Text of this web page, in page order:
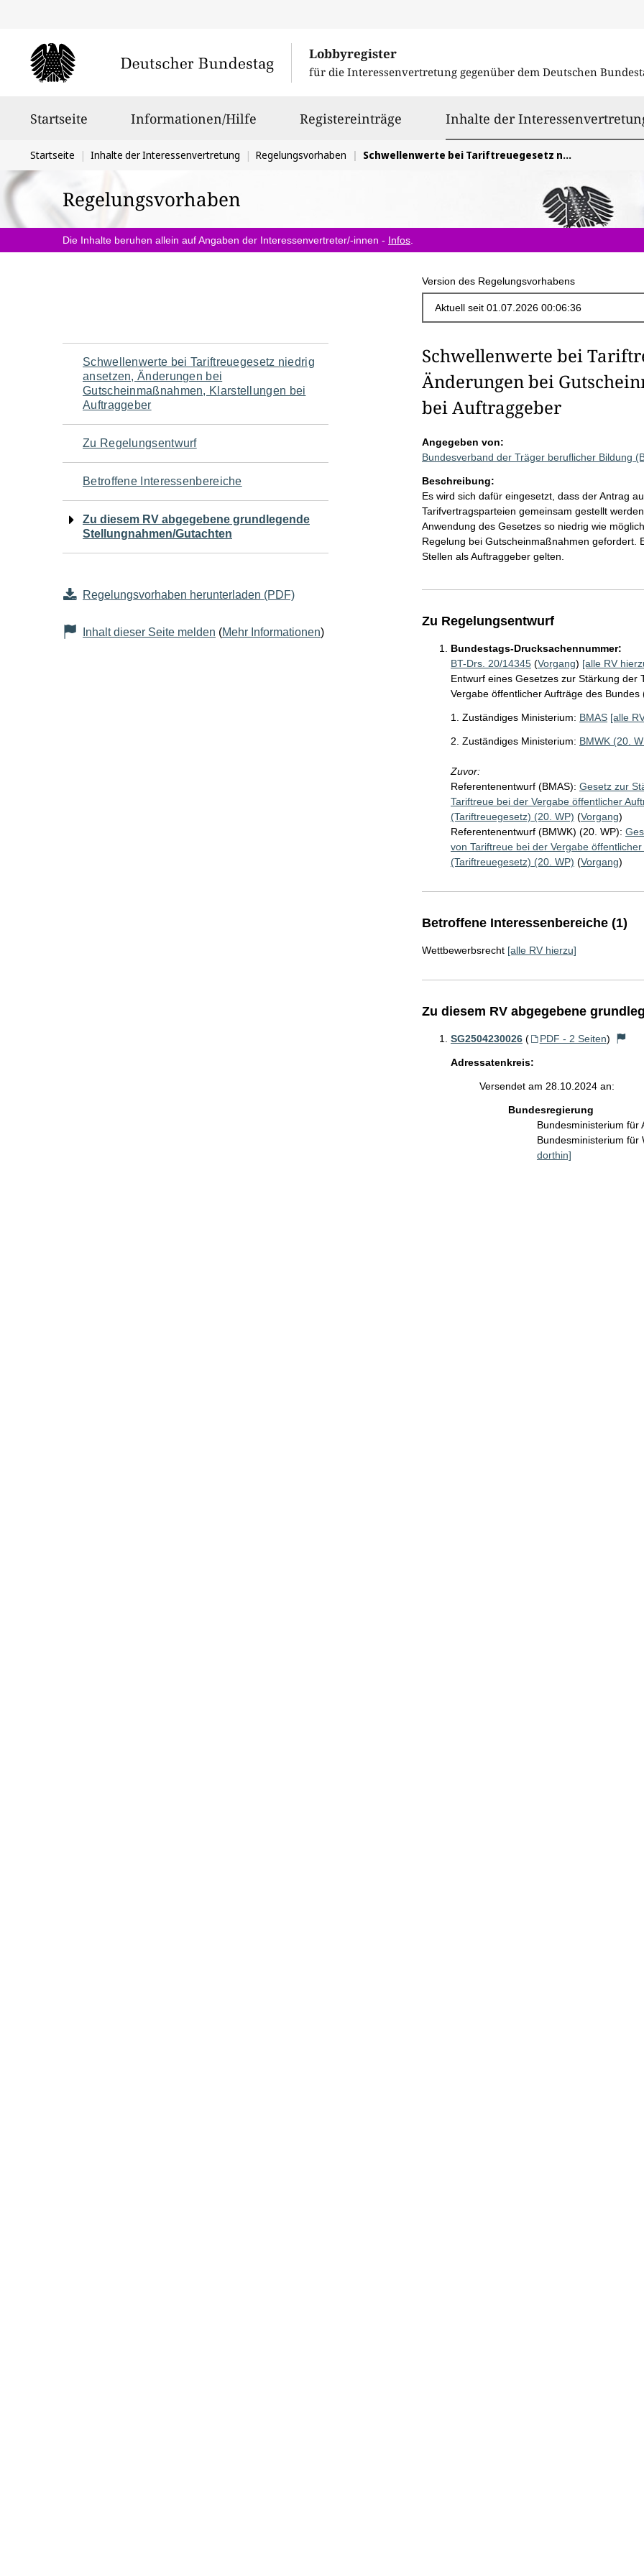
Lobbyregister
für die Interessenvertretung gegenüber dem Deutschen
Startseite Informationen/Hilfe Registereinträge Inhalte der
Sie
befinden
sich
hier:
Startseite Inhalte der Interessenvertretung Regelungsvorhaben Schwellenwerte bei Tariftreuegesetz niedrig ansetzen, Änderungen bei Gutscheinmaßnahmen, Klarstellungen bei Auftraggeber
Regelungsvorhaben
Die Inhalte beruhen allein auf Angaben der Interessenvertreter/-innen - Infos
Version des Regelungsvorhabens
Navigation
für
den
Seiteninhalt
Schwellenwerte bei Tariftreuegesetz niedrig
ansetzen, Änderungen bei
Gutscheinmaßnahmen, Klarstellungen bei
Auftraggeber
Zu Regelungsentwurf
Betroffene Interessenbereiche
Zu diesem RV abgegebene grundlegende
Stellungnahmen/Gutachten
Regelungsvorhaben herunterladen (PDF)
Inhalt dieser Seite melden (Mehr Informationen)
Schwellenwerte bei
Änderungen bei
bei Auftraggeber
Angegeben von:
Bundesverband der Träger beruflicher Bildung
Beschreibung:
Es wird sich dafür eingesetzt, dass der Antrag
Tarifvertragsparteien gemeinsam gestellt
Anwendung des Gesetzes so niedrig wie
Regelung bei Gutscheinmaßnahmen gefordert.
Stellen als Auftraggeber gelten.
Zu Regelungsentwurf
Bundestags-Drucksachennummer:
BT-Drs. 20/14345(Vorgang) [alle RV
Entwurf eines Gesetzes zur Stärkung der
Vergabe öffentlicher Aufträge des Bundes
1. Zuständiges Ministerium: BMAS [alle
2. Zuständiges Ministerium: BMWK (20.
Zuvor:
Referentenentwurf (BMAS): Gesetz zur
Tariftreue bei der Vergabe öffentlicher
(Tariftreuegesetz) (20. WP) (Vorgang)
Referentenentwurf (BMWK) (20. WP):
von Tariftreue bei der Vergabe
(Tariftreuegesetz) (20. WP) (Vorgang)
Betroffene Interessenbereiche (1)
Wettbewerbsrecht [alle RV hierzu]
Zu diesem RV abgegebene
SG2504230026 ( PDF - 2 Seiten)
Adressatenkreis:
Versendet am 28.10.2024 an:
Bundesregierung
Bundesministerium für
Bundesministerium für
dorthin]